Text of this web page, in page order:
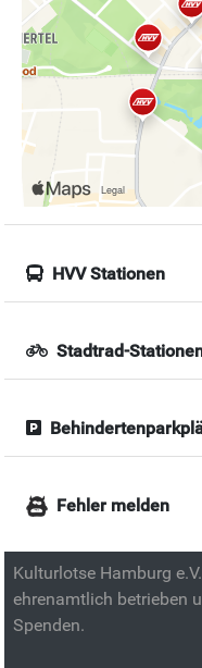
HVV Stationen
Stadtrad-
Fehler melden
Kulturlotse Hamburg
ehrenamtlich betrieben
Spenden.